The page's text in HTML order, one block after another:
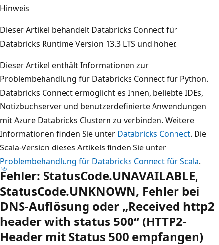
Hinweis
Dieser Artikel behandelt Databricks Connect für
Databricks Runtime Version 13.3 LTS und höher.
Dieser Artikel enthält Informationen zur
Problembehandlung für Databricks Connect für Python.
Databricks Connect ermöglicht es Ihnen, beliebte IDEs,
Notizbuchserver und benutzerdefinierte Anwendungen
mit Azure Databricks Clustern zu verbinden. Weitere
Informationen finden Sie unter Databricks Connect. Die
Scala-Version dieses Artikels finden Sie unter
Problembehandlung für Databricks Connect für Scala.
Fehler: StatusCode.UNAVAILABLE,
StatusCode.UNKNOWN, Fehler bei
DNS-Auflösung oder „Received http2
header with status 500“ (HTTP2-
Header mit Status 500 empfangen)